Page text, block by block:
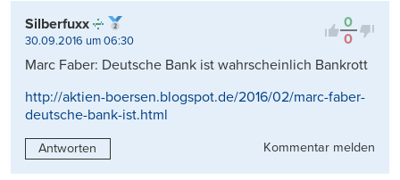
0
0
Silberfuxx
30.09.2016 um 06:30
Marc Faber: Deutsche Bank ist wahrscheinlich Bankrott
http://aktien-boersen.blogspot.de/2016/02/marc-faber-
deutsche-bank-ist.html
Antworten Kommentar melden